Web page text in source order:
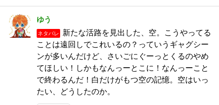
ゆう
ネタバレ
新たな活路を見出した、空。こうやってる
ことは遠回しでこれいるの？っていうギャグシー
ンが多いんだけど、さいごにぐーっとくるのやめ
てほしい！しかもなんっーとこに！なんっーこと
で終わるんだ！白だけがもつ空の記憶。空はいっ
たい、どうしたのか。